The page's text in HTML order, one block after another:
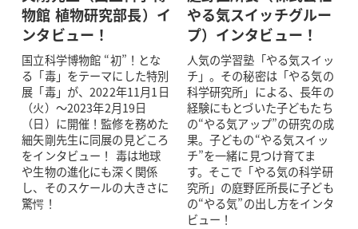
物館 植物研究部長）イ
ンタビュー！
国立科学博物館 “初”！とな
る「毒」をテーマにした特別
展「毒」が、2022年11月1日
（火）～2023年2月19日
（日）に開催！監修を務めた
細矢剛先生に同展の見どころ
をインタビュー！ 毒は地球
や生物の進化にも深く関係
し、そのスケールの大きさに
驚愕！
やる気スイッチグルー
プ）インタビュー！
人気の学習塾「やる気スイッ
チ」。その秘密は「やる気の
科学研究所」による、長年の
経験にもとづいた子どもたち
の“やる気アップ”の研究の成
果。子どもの“やる気スイッ
チ”を一緒に見つけ育てま
す。そこで「やる気の科学研
究所」の庭野匠所長に子ども
の“やる気”の出し方をインタ
ビュー！